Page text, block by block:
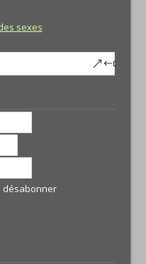
sexes
désabonner